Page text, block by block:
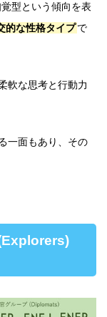
型という傾向を表
的な性格タイプで
軟な思考と行動力
一面もあり、その